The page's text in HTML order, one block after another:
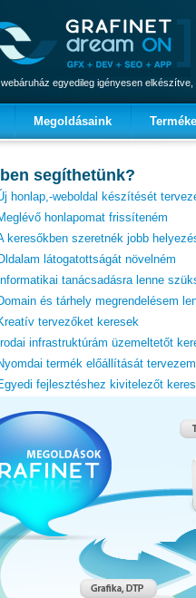
egyedileg igényesen
Megoldásaink
segíthetünk?
honlap,-weboldal készítését
honlapomat frissíteném
keresőkben szeretnék jobb
látogatottságát növelném
Informatikai tanácsadásra lenne
és tárhely megrendelésem
tervezőket keresek
Irodai infrastruktúrám üzemeltetőt
termék előállítását tervezem
fejlesztéshez kivitelezőt